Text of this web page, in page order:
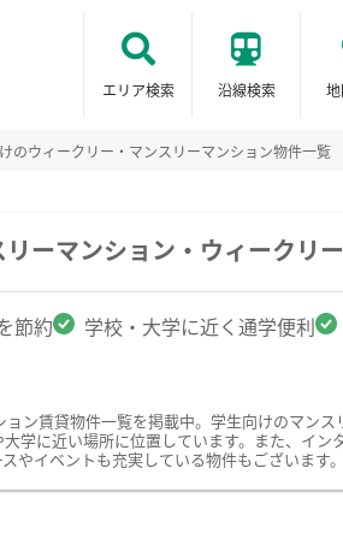
エリア検索 沿線検索
のウィークリー・マンスリーマンション物件一覧
ーマンション・ウィークリ
節約 学校・大学に近く通学便利
ン賃貸物件一覧を掲載中。学生向けのマン
学に近い場所に位置しています。また、イ
やイベントも充実している物件もございます。